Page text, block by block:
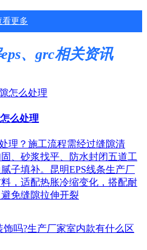
看更多
、grc相关资讯
么处理
理？施工流程需经过缝隙清
、砂浆找平、防水封闭五道工
子填补。昆明EPS线条生产厂
，适配热胀冷缩变化，搭配耐
免缝隙拉伸开裂